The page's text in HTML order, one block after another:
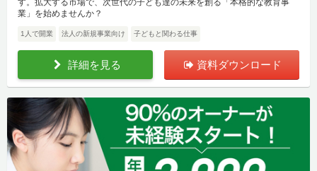
す。拡大する市場で、次世代の子ども達の未来を創る「本格的な教育事
業」を始めませんか？
1人で開業 法人の新規事業向け 子どもと関わる仕事
詳細を見る 資料ダウンロード